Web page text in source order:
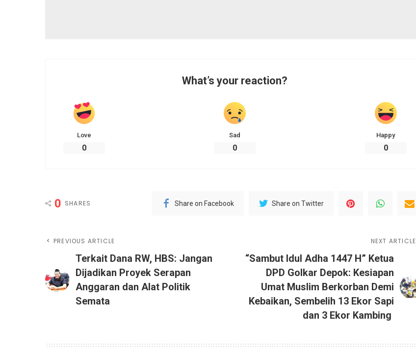
What’s your reaction?
Love
0
Sad
0
Happy
0
0 SHARES Share on Facebook Share on Twitter
PREVIOUS ARTICLE
Terkait Dana RW, HBS: Jangan
Dijadikan Proyek Serapan
Anggaran dan Alat Politik
Semata
NEXT ARTICLE
“Sambut Idul Adha 1447 H” Ketua
DPD Golkar Depok: Kesiapan
Umat Muslim Berkorban Demi
Kebaikan, Sembelih 13 Ekor Sapi
dan 3 Ekor Kambing